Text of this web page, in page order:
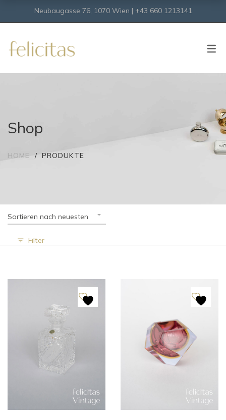
Neubaugasse 76, 1070 Wien | +43 660 1213141
Shop
HOME PRODUKTE
Sortieren nach neuesten
Filter